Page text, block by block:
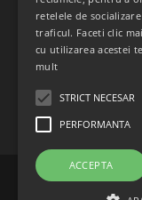
Str. Vasile
Pentru detalii
politica de
retelele de
traficul. Faceti clic
cu utilizarea acestei
mult
STRICT NECESAR
PERFORMANTA
ACCEPTA